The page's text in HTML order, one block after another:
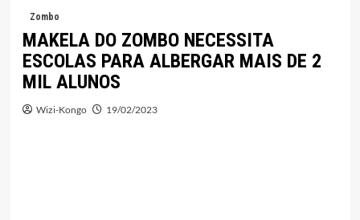
Zombo
MAKELA DO ZOMBO NECESSITA
ESCOLAS PARA ALBERGAR MAIS DE 2
MIL ALUNOS
Wizi-Kongo 19/02/2023